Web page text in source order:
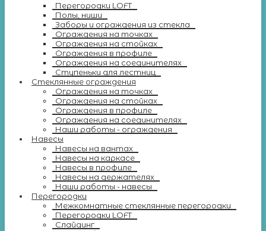
Перегородки LOFT
Полы, ниши
Заборы и ограждения из стекла
Ограждения на точках
Ограждения на стойках
Ограждения в профиле
Ограждения на соединителях
Ступеньки для лестниц
Стеклянные ограждения
Ограждения на точках
Ограждения на стойках
Ограждения в профиле
Ограждения на соединителях
Наши работы - ограждения
Навесы
Навесы на вантах
Навесы на каркасе
Навесы в профиле
Навесы на держателях
Наши работы - навесы
Перегородки
Межкомнатные стеклянные перегородки
Перегородки LOFT
Слайдинг